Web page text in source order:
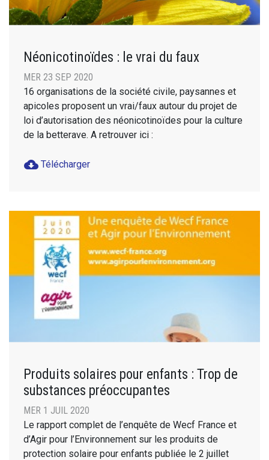
Néonicotinoïdes : le vrai du faux
MER 23 SEP 2020
16 organisations de la société civile, paysannes et
apicoles proposent un vrai/faux autour du projet de
loi d’autorisation des néonicotinoïdes pour la culture
de la betterave. A retrouver ici :
cloud_download Télécharger
Produits solaires pour enfants : Trop de
substances préoccupantes
MER 1 JUIL 2020
Le rapport complet de l’enquête de Wecf France et
d’Agir pour l’Environnement sur les produits de
protection solaire pour enfants publiée le 2 juillet